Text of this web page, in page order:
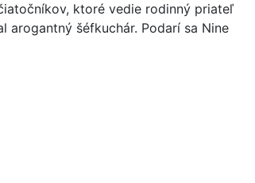
ktoré vedie rodinný priateľ
arogantný šéfkuchár. Podarí sa Nine